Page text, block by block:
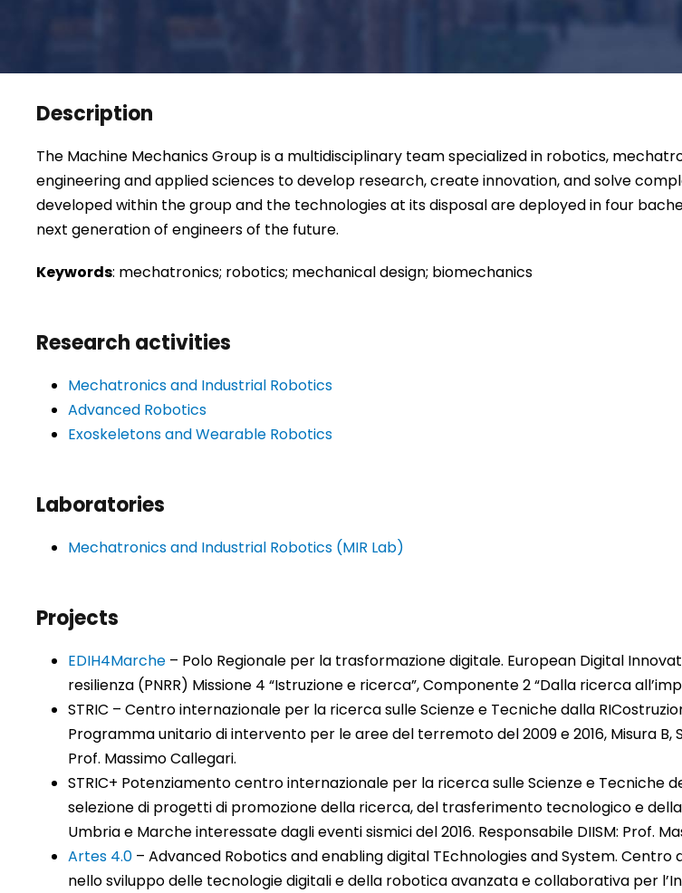
Description
The Machine Mechanics Group is a multidisciplinary team specialized in robotics,
engineering and applied sciences to develop research, create innovation, and solve
developed within the group and the technologies at its disposal are deployed in four
next generation of engineers of the future.
Keywords: mechatronics; robotics; mechanical design; biomechanics
Research activities
Mechatronics and Industrial Robotics
Advanced Robotics
Exoskeletons and Wearable Robotics
Laboratories
Mechatronics and Industrial Robotics (MIR Lab)
Projects
EDIH4Marche – Polo Regionale per la trasformazione digitale. European Digital
resilienza (PNRR) Missione 4 “Istruzione e ricerca”, Componente 2 “Dalla ricerca
STRIC – Centro internazionale per la ricerca sulle Scienze e Tecniche dalla
Programma unitario di intervento per le aree del terremoto del 2009 e 2016, Misura B,
Prof. Massimo Callegari.
STRIC+ Potenziamento centro internazionale per la ricerca sulle Scienze e Tecniche
selezione di progetti di promozione della ricerca, del trasferimento tecnologico e
Umbria e Marche interessate dagli eventi sismici del 2016. Responsabile DIISM: Prof.
Artes 4.0 – Advanced Robotics and enabling digital TEchnologies and System.
nello sviluppo delle tecnologie digitali e della robotica avanzata e collaborativa per